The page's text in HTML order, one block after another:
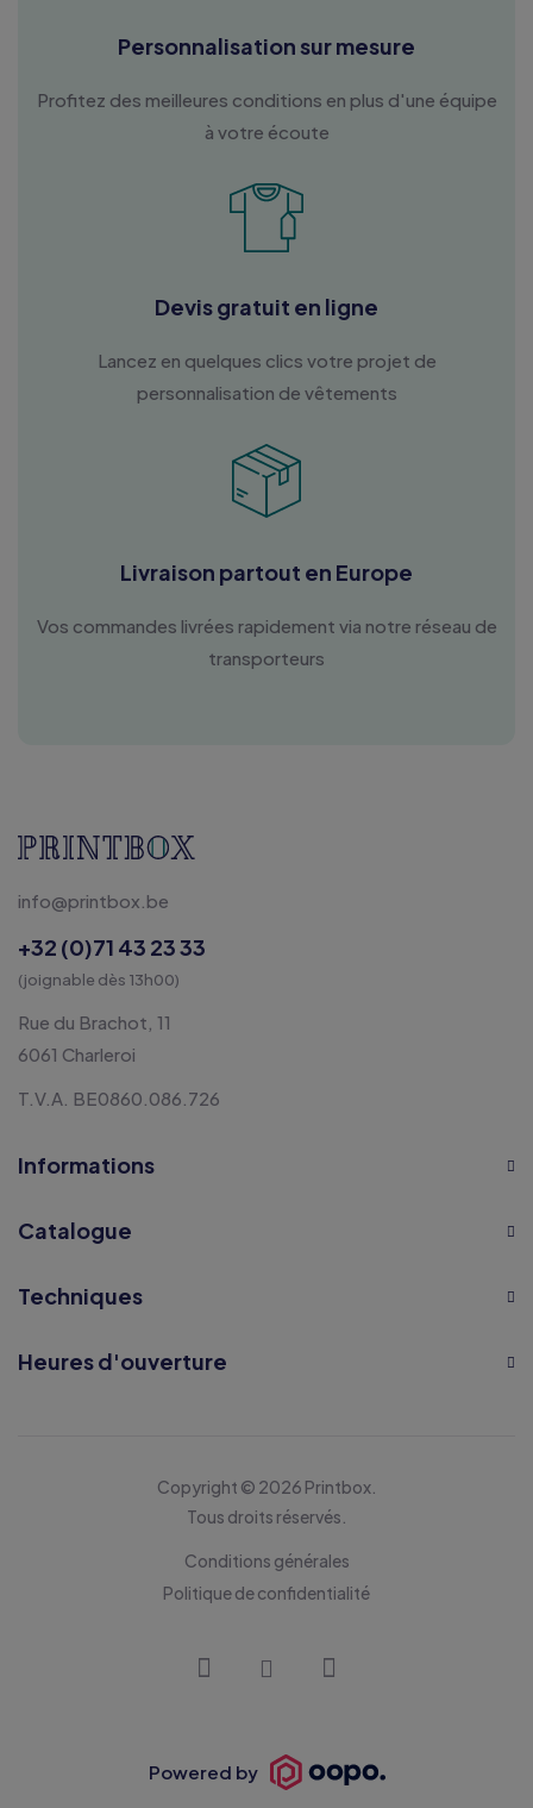
Personnalisation sur mesure
Profitez des meilleures conditions en plus d'une équipe
à votre écoute
Devis gratuit en ligne
Lancez en quelques clics votre projet de
personnalisation de vêtements
Livraison partout en Europe
Vos commandes livrées rapidement via notre réseau de
transporteurs
info@printbox.be
+32 (0)71 43 23 33
(joignable dès 13h00)
Rue du Brachot, 11
6061 Charleroi
T.V.A. BE0860.086.726
Informations
Catalogue
Techniques
Heures d'ouverture
Copyright © 2026 Printbox.
Tous droits réservés.
Conditions générales
Politique de confidentialité
Powered by